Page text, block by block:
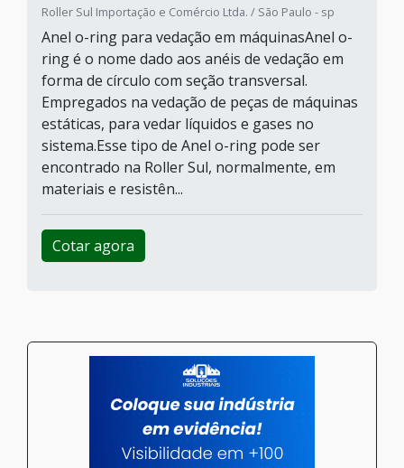
Roller Sul Importação e Comércio Ltda. / São Paulo - sp
Anel o-ring para vedação em máquinasAnel o-
ring é o nome dado aos anéis de vedação em
forma de círculo com seção transversal.
Empregados na vedação de peças de máquinas
estáticas, para vedar líquidos e gases no
sistema.Esse tipo de Anel o-ring pode ser
encontrado na Roller Sul, normalmente, em
materiais e resistên...
Cotar agora